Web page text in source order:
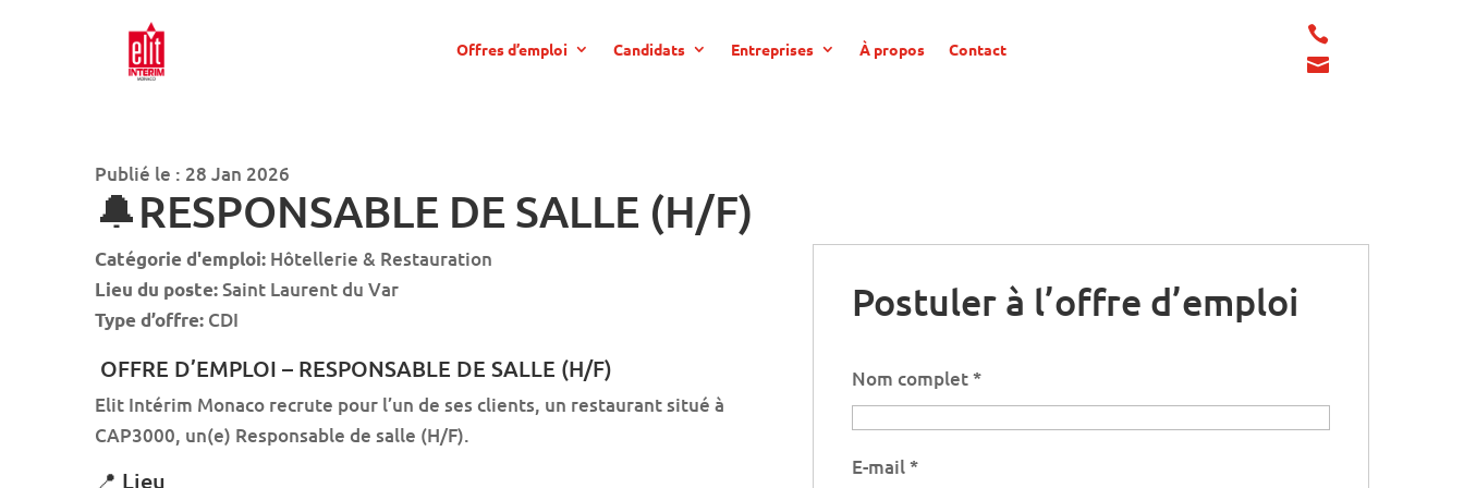
Offres d’emploi Candidats Entreprises À propos Contact


Publié le : 28 Jan 2026
🔔RESPONSABLE DE SALLE (H/F)
Catégorie d'emploi: Hôtellerie & Restauration
Lieu du poste:Saint Laurent du Var
Type d’offre: CDI
OFFRE D’EMPLOI – RESPONSABLE DE SALLE (H/F)
Elit Intérim Monaco recrute pour l’un de ses clients, un restaurant situé à
CAP3000, un(e) Responsable de salle (H/F).
📍 Lieu
Postuler à l’offre d’emploi
Nom complet*
E-mail*